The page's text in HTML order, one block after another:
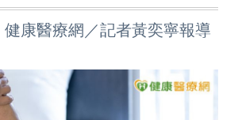
康醫療網／記者黃奕寧報導